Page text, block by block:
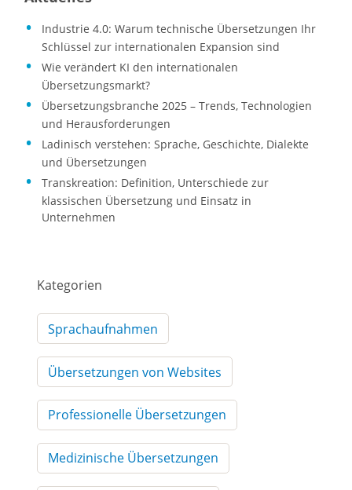
Industrie 4.0: Warum technische Übersetzungen Ihr
Schlüssel zur internationalen Expansion sind
Wie verändert KI den internationalen
Übersetzungsmarkt?
Übersetzungsbranche 2025 – Trends, Technologien
und Herausforderungen
Ladinisch verstehen: Sprache, Geschichte, Dialekte
und Übersetzungen
Transkreation: Definition, Unterschiede zur
klassischen Übersetzung und Einsatz in
Unternehmen
Kategorien
Sprachaufnahmen
Übersetzungen von Websites
Professionelle Übersetzungen
Medizinische Übersetzungen